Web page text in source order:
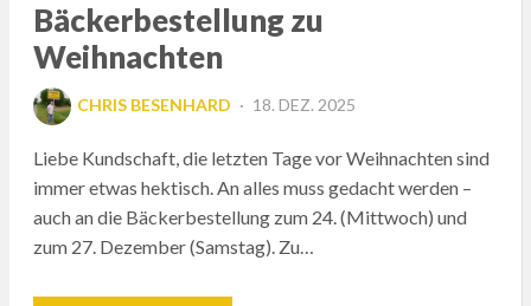
Bäckerbestellung zu
Weihnachten
CHRIS BESENHARD
POSTED
18. DEZ. 2025
Liebe Kundschaft, die letzten Tage vor Weihnachten sind
immer etwas hektisch. An alles muss gedacht werden –
auch an die Bäckerbestellung zum 24. (Mittwoch) und
zum 27. Dezember (Samstag). Zu…